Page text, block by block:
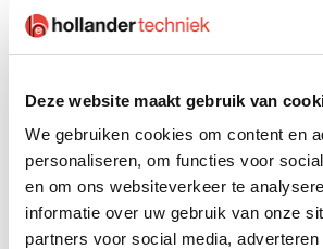
Deze website maakt gebruik van
We gebruiken cookies om content en
personaliseren, om functies voor
en om ons websiteverkeer te
informatie over uw gebruik van onze
partners voor social media,
Lees het hele projectverhaal
Wil jij bij de
horen? Dit is het
Sollicitatie
Maak werk van deze